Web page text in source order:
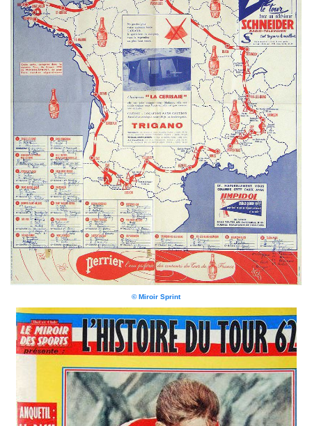
© Miroir Sprint